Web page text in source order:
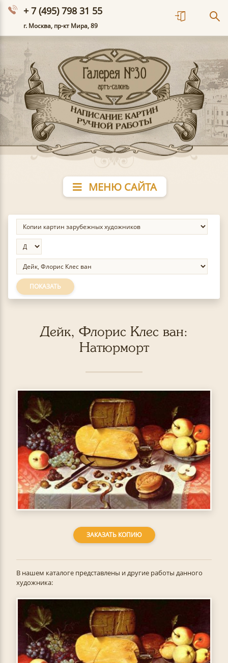
+ 7 (495) 798 31 55
г. Москва, пр-кт Мира, 89
МЕНЮ САЙТА
ПОКАЗАТЬ
Дейк, Флорис Клес ван:
Натюрморт
ЗАКАЗАТЬ КОПИЮ
В нашем каталоге представлены и другие работы данного
художника: